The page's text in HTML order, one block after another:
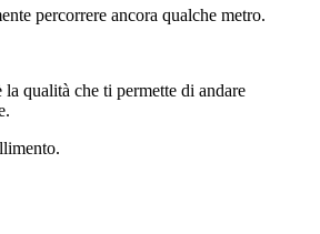
percorrere ancora qualche metro.
la qualità che ti permette di andare